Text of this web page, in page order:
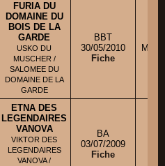
FURIA DU
DOMAINE DU
BOIS DE LA
GARDE
USKO DU
MUSCHER /
SALOMEE DU
DOMAINE DE LA
GARDE
BBT
30/05/2010
Fiche
Mme
ETNA DES
LEGENDAIRES
VANOVA
VIKTOR DES
LEGENDAIRES
VANOVA /
BA
03/07/2009
Fiche